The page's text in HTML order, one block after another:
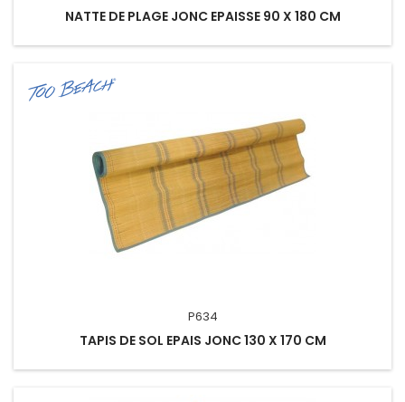
NATTE DE PLAGE JONC EPAISSE 90 X 180 CM
P634
TAPIS DE SOL EPAIS JONC 130 X 170 CM